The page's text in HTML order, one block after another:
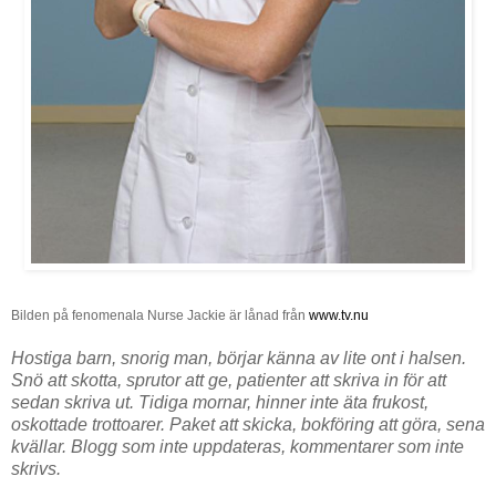
Bilden på fenomenala Nurse Jackie är lånad från www.tv.nu
Hostiga barn, snorig man, börjar känna av lite ont i halsen.
Snö att skotta, sprutor att ge, patienter att skriva in för att
sedan skriva ut. Tidiga mornar, hinner inte äta frukost,
oskottade trottoarer. Paket att skicka, bokföring att göra, sena
kvällar. Blogg som inte uppdateras, kommentarer som inte
skrivs.